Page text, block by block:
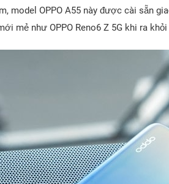
model OPPO A55 này được cài sẵn
mẻ như OPPO Reno6 Z 5G khi ra khỏi